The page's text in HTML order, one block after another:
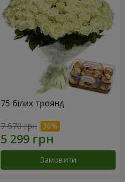
75 білих троянд
7 570 грн
Замовити